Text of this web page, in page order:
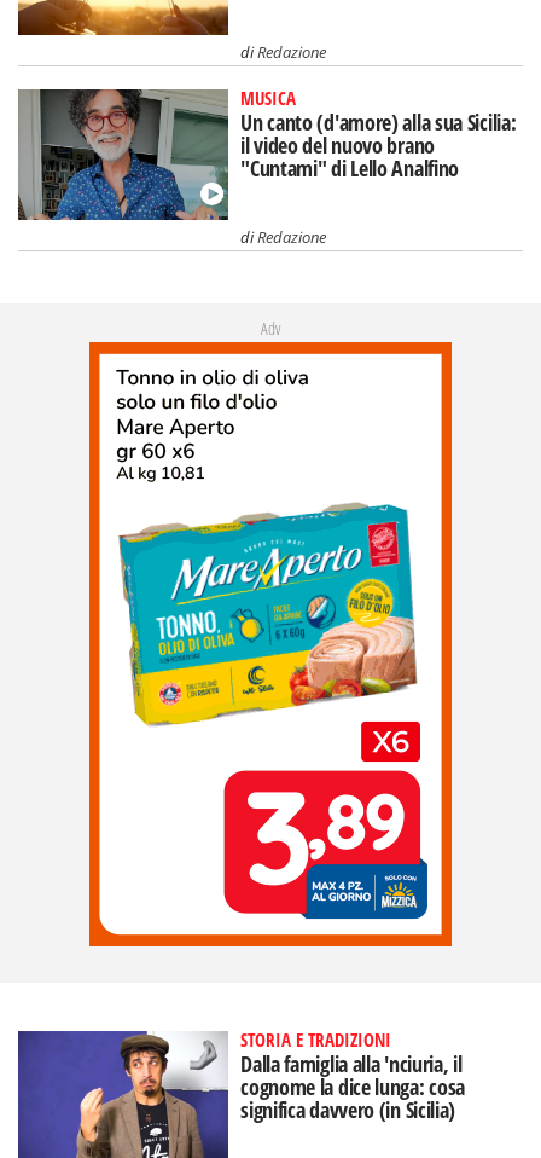
diRedazione
MUSICA
Un canto (d'amore) alla sua Sicilia:
il video del nuovo brano
"Cuntami" di Lello Analfino
diRedazione
Adv
STORIA E TRADIZIONI
Dalla famiglia alla 'nciuria, il
cognome la dice lunga: cosa
significa davvero (in Sicilia)